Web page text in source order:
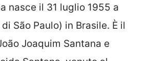
nasce il 31 luglio 1955 a
São Paulo) in Brasile. È il
Joaquim Santana e